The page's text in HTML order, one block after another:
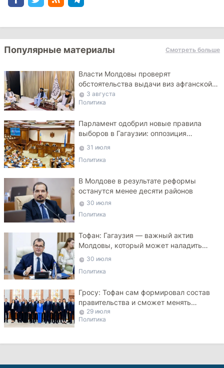
Популярные материалы Смотреть больше
Власти Молдовы проверят
обстоятельства выдачи виз афганской
делегации
3 августа
Политика
Парламент одобрил новые правила
выборов в Гагаузии: оппозиция
критикует законопроект
31 июля
Политика
В Молдове в результате реформы
останутся менее десяти районов
30 июля
Политика
Тофан: Гагаузия — важный актив
Молдовы, который может наладить
мосты с Турцией
30 июля
Политика
Гросу: Тофан сам формировал состав
правительства и сможет менять
министров
29 июля
Политика